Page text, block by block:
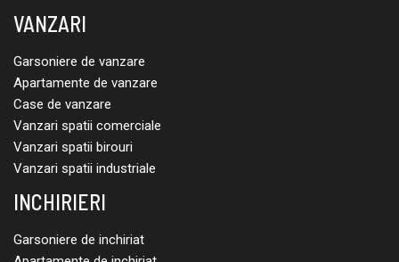
VANZARI
Garsoniere de vanzare
Apartamente de vanzare
Case de vanzare
Vanzari spatii comerciale
Vanzari spatii birouri
Vanzari spatii industriale
INCHIRIERI
Garsoniere de inchiriat